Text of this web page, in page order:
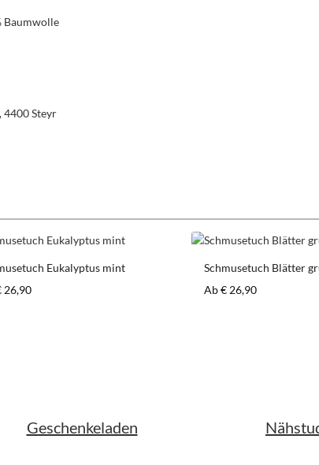
Baumwolle
4400 Steyr
Eukalyptus mint
Preis:
26,90
Schmusetuch Blätter
Regulärer Preis:
Ab€ 26,90
Geschenkeladen